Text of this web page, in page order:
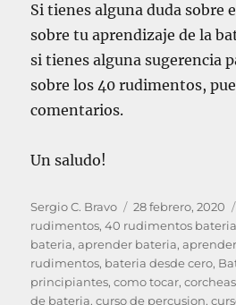
Si tienes alguna duda sobre
sobre tu aprendizaje de la
si tienes alguna sugerencia
sobre los 40 rudimentos,
comentarios.
Un saludo!
A
u
t
o
r
Sergio C. Bravo
P
u
b
l
i
c
28 febrero, 2020
rudimentos,40 rudimentos
bateria,aprender bateria,
rudimentos, bateria desde cero,
principiantes,como tocar,corcheas
de bateria,curso de percusion,